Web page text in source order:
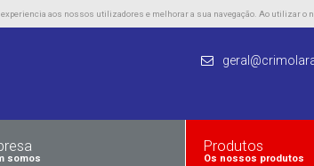
aos nossos utilizadores e melhorar a sua navegação. Ao utilizar o
somos
Produtos
Os nossos produtos